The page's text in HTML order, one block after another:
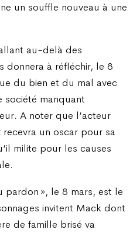
un souffle nouveau à une
au-delà des
donnera à réfléchir, le 8
du bien et du mal avec
société manquant
A noter que l’acteur
un oscar pour sa
milite pour les causes
pardon », le 8 mars, est le
invitent Mack dont
de famille brisé va